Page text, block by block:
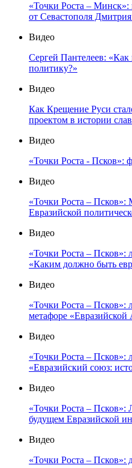
«Точки Роста – Минск»:
от Севастополя
Видео
Сергей Пантелеев:
политику?»
Видео
Как Крещение Руси
проектом в истории
Видео
«Точки Роста - Псков»:
Видео
«Точки Роста –
Евразийской
Видео
«Точки Роста – Псков»:
«Каким должно быть
Видео
«Точки Роста – Псков»:
метафоре «Евразийской
Видео
«Точки Роста – Псков»:
«Евразийский союз:
Видео
«Точки Роста – Псков»:
будущем Евразийской
Видео
«Точки Роста – Псков»: